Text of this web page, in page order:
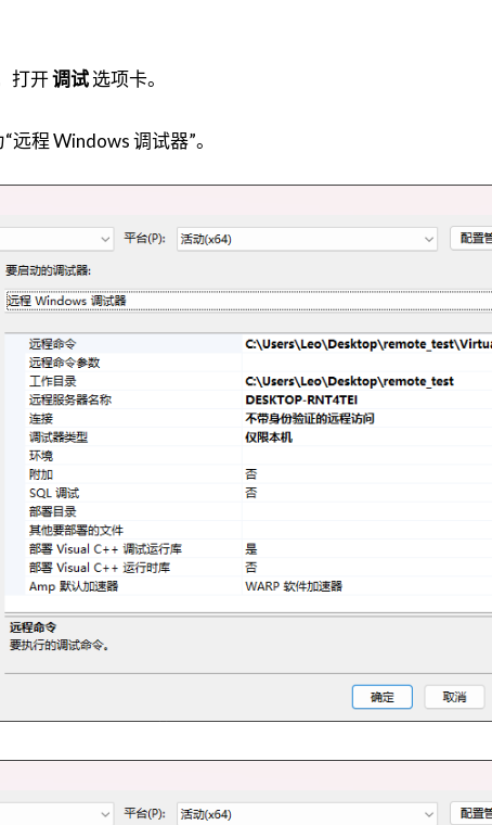
打开调试选项卡。
程 Windows 调试器”。